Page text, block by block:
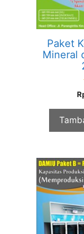
Paket
Mineral